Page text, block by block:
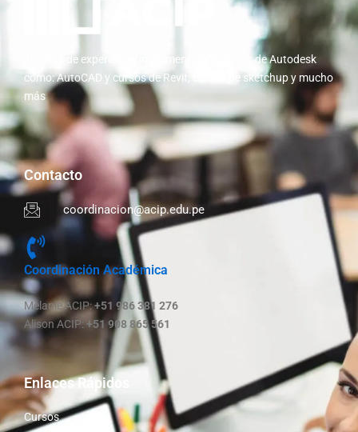
10 años de experiencia implementando cursos de Autodesk
como: AutoCAD y cursos de Revit; cursos de sketchup y mucho
más
Contacto
coordinacion@acip.edu.pe
Coordinación Académica
Melanie ACIP:+51 986 381 276
Alison ACIP:+51 908 865 561
Enlaces Rápidos
Cursos